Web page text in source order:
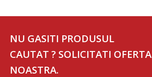
NU GASITI PRODUSUL
CAUTAT ? SOLICITATI OFERTA
NOASTRA.